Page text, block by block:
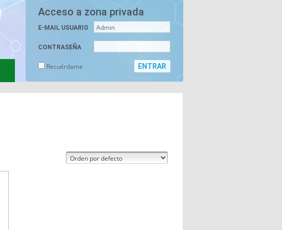
Acceso a zona privada
E-MAIL USUARIO
CONTRASEÑA
Recuérdame